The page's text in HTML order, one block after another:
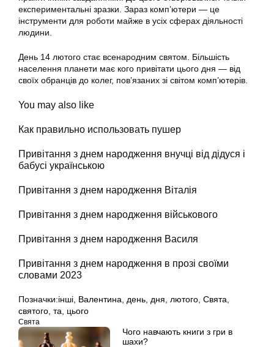
експериментальні зразки. Зараз комп’ютери — це
інструменти для роботи майже в усіх сферах діяльності
людини.
День 14 лютого стає всенародним святом. Більшість
населення планети має кого привітати цього дня — від
своїх обранців до колег, пов’язаних зі світом комп’ютерів.
You may also like
Как правильно использовать пушер
Привітання з днем народження внучці від дідуся і
бабусі українською
Привітання з днем народження Віталія
Привітання з днем народження військового
Привітання з днем народження Василя
Привітання з днем народження в прозі своїми
словами 2023
Позначки:інші Валентина день дня лютого Свята
святого та цього
Свята
Чого навчають книги з гри в
шахи?